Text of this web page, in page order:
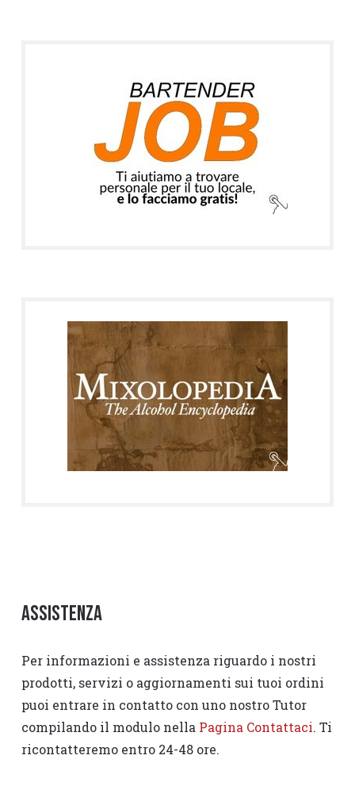
Assistenza
Per informazioni e assistenza riguardo i nostri
prodotti, servizi o aggiornamenti sui tuoi ordini
puoi entrare in contatto con uno nostro Tutor
compilando il modulo nella Pagina Contattaci. Ti
ricontatteremo entro 24-48 ore.